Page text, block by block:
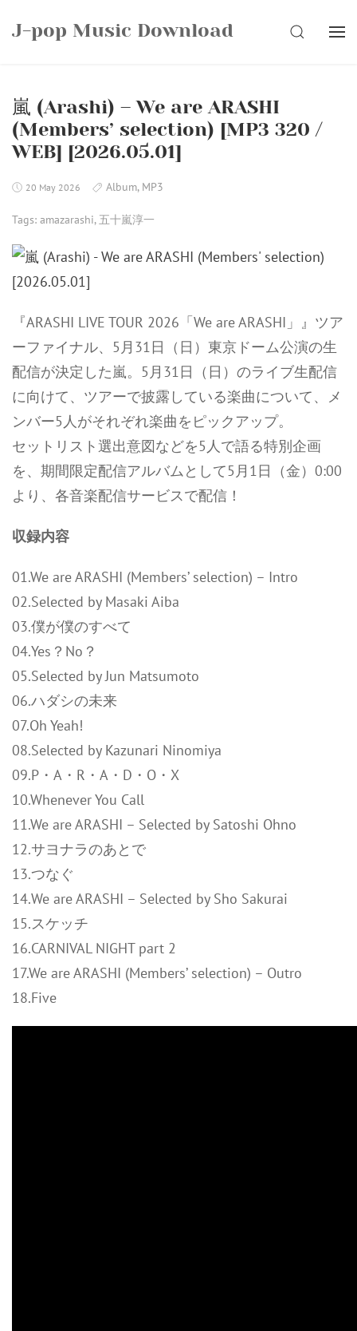
J-pop Music Download SEARCH
嵐 (Arashi) – We are ARASHI
(Members’ selection) [MP3 320 /
WEB] [2026.05.01]
20 May 2026 Album, MP3
Tags: amazarashi, 五十嵐淳一
『ARASHI LIVE TOUR 2026「We are ARASHI」』ツア
ーファイナル、5⽉31⽇（⽇）東京ドーム公演の⽣
配信が決定した嵐。5⽉31⽇（⽇）のライブ⽣配信
に向けて、ツアーで披露している楽曲について、メ
ンバー5⼈がそれぞれ楽曲をピックアップ。
セットリスト選出意図などを5⼈で語る特別企画
を、期間限定配信アルバムとして5⽉1⽇（⾦）0:00
より、各⾳楽配信サービスで配信！
収録内容
01.We are ARASHI (Members’ selection) – Intro
02.Selected by Masaki Aiba
03.僕が僕のすべて
04.Yes？No？
05.Selected by Jun Matsumoto
06.ハダシの未来
07.Oh Yeah!
08.Selected by Kazunari Ninomiya
09.P・A・R・A・D・O・X
10.Whenever You Call
11.We are ARASHI – Selected by Satoshi Ohno
12.サヨナラのあとで
13.つなぐ
14.We are ARASHI – Selected by Sho Sakurai
15.スケッチ
16.CARNIVAL NIGHT part 2
17.We are ARASHI (Members’ selection) – Outro
18.Five